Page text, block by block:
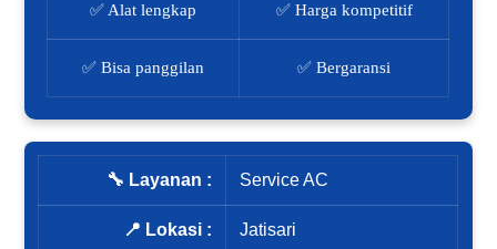
✅ Alat lengkap ✅ Harga kompetitif
✅ Bisa panggilan ✅ Bergaransi
🔧 Layanan : Service AC
📍 Lokasi : Jatisari